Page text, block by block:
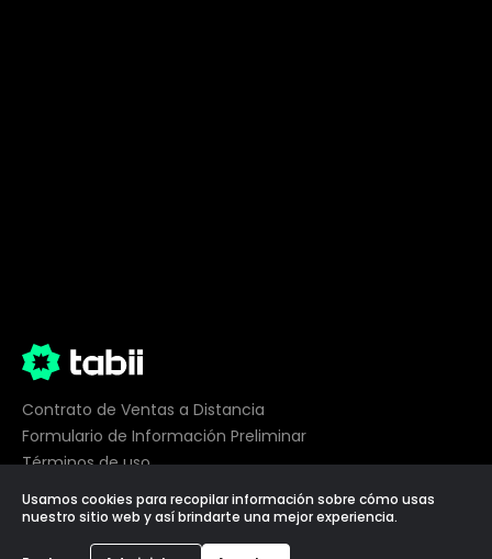
Contrato de Ventas a Distancia
Formulario de Información Preliminar
Términos de uso
Privacidad
Preferencias de cookies
Usamos cookies para recopilar información sobre cómo usas
nuestro sitio web y así brindarte una mejor experiencia.